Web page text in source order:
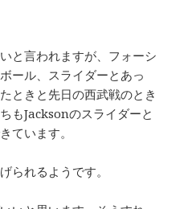
と言われますが、フォーシ
ール、スライダーとあっ
ときと先日の西武戦のとき
もJacksonのスライダーと
ています。
られるようです。